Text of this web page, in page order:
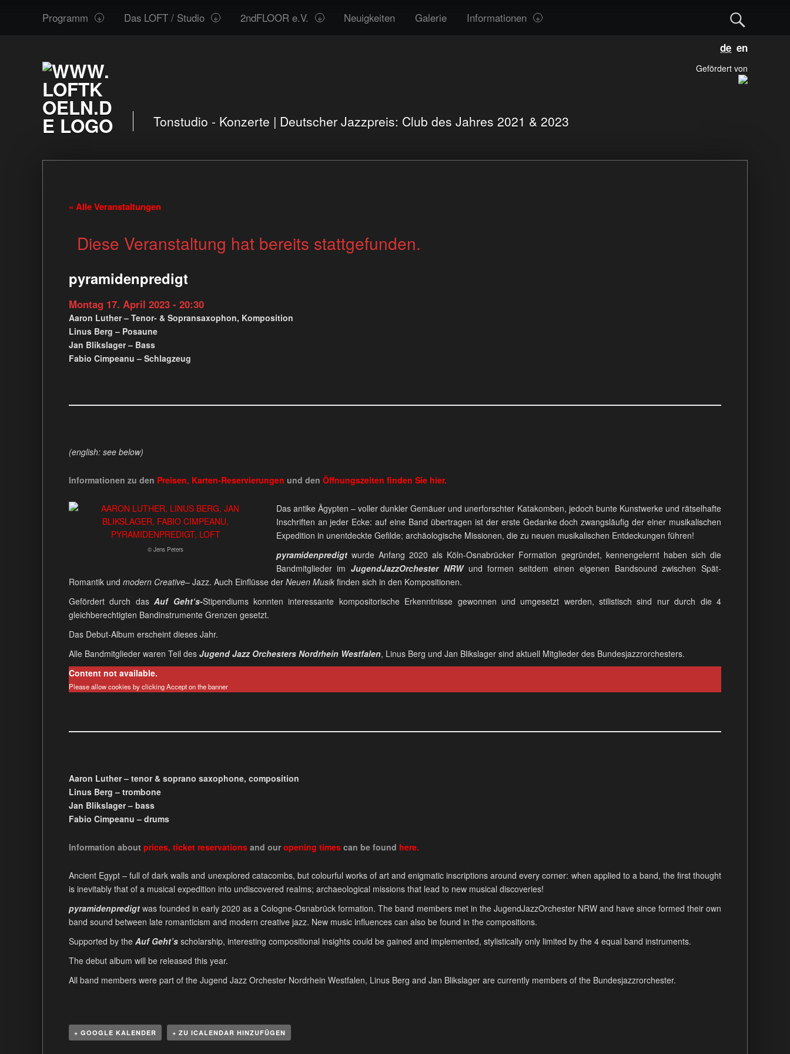
siteProgramm Das LOFT / Studio 2ndFLOOR e.V. Neuigkeiten Galerie Informationen
Deutsch
Tonstudio - Konzerte | Deutscher Jazzpreis: Club des Jahres 2021 & 2023
Gefördert von
« Alle Veranstaltungen
Diese Veranstaltung hat bereits stattgefunden.
pyramidenpredigt
Montag 17. April 2023 - 20:30
Aaron Luther – Tenor- & Sopransaxophon, Komposition
Linus Berg – Posaune
Jan Blikslager – Bass
Fabio Cimpeanu – Schlagzeug
(english: see below)
Informationen zu den Preisen, Karten-Reservierungen und den Öffnungszeiten finden Sie hier.
© Jens Peters
Das antike Ägypten – voller dunkler Gemäuer und unerforschter Katakomben, jedoch bunte Kunstwerke und rätselhafte
Inschriften an jeder Ecke: auf eine Band übertragen ist der erste Gedanke doch zwangsläufig der einer musikalischen
Expedition in unentdeckte Gefilde; archäologische Missionen, die zu neuen musikalischen Entdeckungen führen!
pyramidenpredigt wurde Anfang 2020 als Köln-Osnabrücker Formation gegründet, kennengelernt haben sich die
Bandmitglieder imJugendJazzOrchester NRW und formen seitdem einen eigenen Bandsound zwischen Spät-
Romantik und modern Creative– Jazz. Auch Einflüsse der Neuen Musikfinden sich in den Kompositionen.
Gefördert durch dasAuf Geht‘s-Stipendiums konnten interessante kompositorische Erkenntnisse gewonnen und umgesetzt werden, stilistisch sind nur durch die 4
gleichberechtigten Bandinstrumente Grenzen gesetzt.
Das Debut-Album erscheint dieses Jahr.
Alle Bandmitglieder waren Teil des Jugend Jazz Orchesters Nordrhein Westfalen, Linus Berg und Jan Blikslager sind aktuell Mitglieder des Bundesjazzrorchesters.
Content not available.
Please allow cookies by clicking Accept on the banner
Aaron Luther – tenor & soprano saxophone, composition
Linus Berg – trombone
Jan Blikslager – bass
Fabio Cimpeanu – drums
Information about prices, ticket reservations and our opening timescan be found here.
Ancient Egypt – full of dark walls and unexplored catacombs, but colourful works of art and enigmatic inscriptions around every corner: when applied to a band, the first thought
is inevitably that of a musical expedition into undiscovered realms; archaeological missions that lead to new musical discoveries!
pyramidenpredigt was founded in early 2020 as a Cologne-Osnabrück formation. The band members met in the JugendJazzOrchester NRW and have since formed their own
band sound between late romanticism and modern creative jazz. New music influences can also be found in the compositions.
Supported by the Auf Geht’s scholarship, interesting compositional insights could be gained and implemented, stylistically only limited by the 4 equal band instruments.
The debut album will be released this year.
All band members were part of the Jugend Jazz Orchester Nordrhein Westfalen, Linus Berg and Jan Blikslager are currently members of the Bundesjazzrorchester.
+ GOOGLE KALENDER + ZU ICALENDAR HINZUFÜGEN